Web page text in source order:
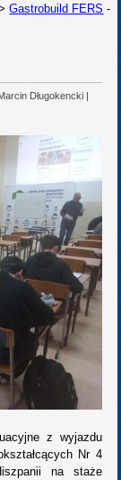
Gastrobuild FERS -
Długokencki |
z wyjazdu
Nr 4
na staże